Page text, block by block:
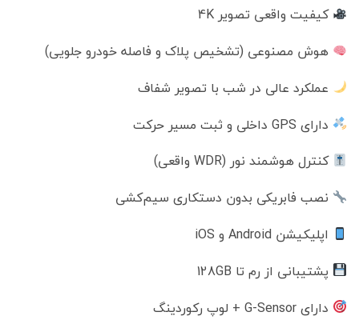
کیفیت واقعی تصویر 4K
هوش مصنوعی (تشخیص پلاک و فاصله خودرو جلویی)
عملکرد عالی در شب با تصویر شفاف
دارای GPS داخلی و ثبت مسیر حرکت
کنترل هوشمند نور (WDR واقعی)
نصب فابریکی بدون دستکاری سیم‌کشی
اپلیکیشن Android و iOS
پشتیبانی از رم تا 128GB
دارای G-Sensor + لوپ رکوردینگ